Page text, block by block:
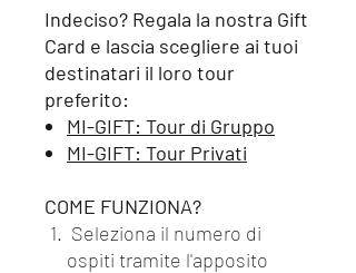
Indeciso? Regala la nostra Gift
Card e lascia scegliere ai tuoi
destinatari il loro tour
preferito:
MI-GIFT: Tour di Gruppo
MI-GIFT: Tour Privati
COME FUNZIONA?
Seleziona il numero di
ospiti tramite l'apposito